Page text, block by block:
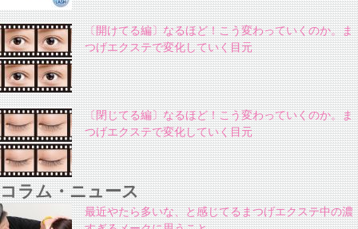
〔開けてる編〕なるほど！こう変わっていくのか。ま
つげエクステで変化していく目元
〔閉じてる編〕なるほど！こう変わっていくのか。ま
つげエクステで変化していく目元
コラム・ニュース
最近やたら多いな、と感じてるまつげエクステ中の濃